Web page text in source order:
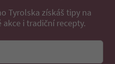
Tyrolska získáš tipy na
i tradiční recepty.